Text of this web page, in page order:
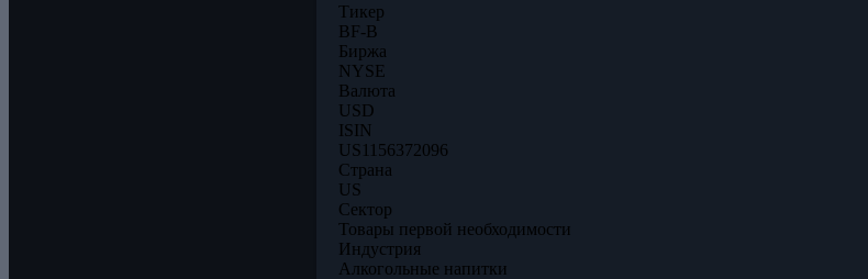
Тикер
BF-B
Биржа
NYSE
Валюта
USD
ISIN
US1156372096
Страна
US
Сектор
Товары первой необходимости
Индустрия
Алкогольные напитки